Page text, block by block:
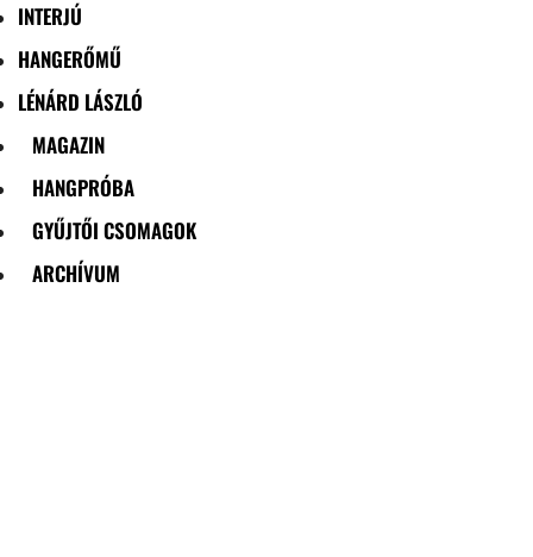
INTERJÚ
HANGERŐMŰ
LÉNÁRD LÁSZLÓ
MAGAZIN
HANGPRÓBA
GYŰJTŐI CSOMAGOK
ARCHÍVUM